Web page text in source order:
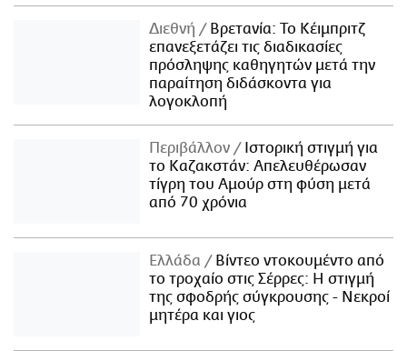
Διεθνή
Βρετανία: Το Κέιμπριτζ
επανεξετάζει τις διαδικασίες
πρόσληψης καθηγητών μετά την
παραίτηση διδάσκοντα για
λογοκλοπή
Περιβάλλον
Ιστορική στιγμή για
το Καζακστάν: Απελευθέρωσαν
τίγρη του Αμούρ στη φύση μετά
από 70 χρόνια
Ελλάδα
Βίντεο ντοκουμέντο από
το τροχαίο στις Σέρρες: Η στιγμή
της σφοδρής σύγκρουσης - Νεκροί
μητέρα και γιος